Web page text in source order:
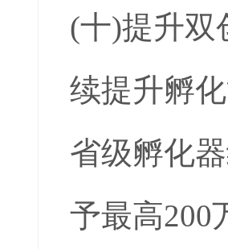
(十)提升双
续提升孵
省级孵化
予最高200